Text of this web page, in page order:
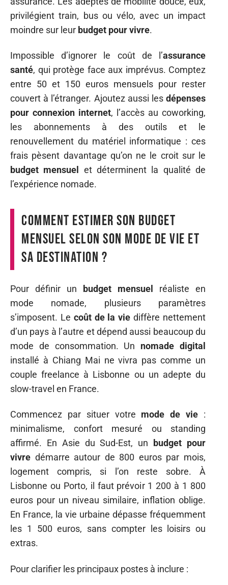
privilégient train, bus ou vélo, avec un impact
moindre sur leur budget pour vivre.
Impossible d’ignorer le coût de l’assurance
santé, qui protège face aux imprévus. Comptez
entre 50 et 150 euros mensuels pour rester
couvert à l’étranger. Ajoutez aussi les dépenses
pour connexion internet, l’accès au coworking,
les abonnements à des outils et le
renouvellement du matériel informatique : ces
frais pèsent davantage qu’on ne le croit sur le
budget mensuel
et déterminent la qualité de
l’expérience nomade.
Comment estimer son budget
mensuel selon son mode de vie et
sa destination ?
Pour définir un budget mensuel réaliste en
mode nomade, plusieurs paramètres
s’imposent. Le coût de la vie diffère nettement
d’un pays à l’autre et dépend aussi beaucoup du
mode de consommation. Un nomade digital
installé à Chiang Mai ne vivra pas comme un
couple freelance à Lisbonne ou un adepte du
slow-travel en France.
Commencez par situer votre mode de vie :
minimalisme, confort mesuré ou standing
affirmé. En Asie du Sud-Est, un
budget pour
vivre démarre autour de 800 euros par mois,
logement compris, si l’on reste sobre. À
Lisbonne ou Porto, il faut prévoir 1 200 à 1 800
euros pour un niveau similaire, inflation oblige.
En France, la vie urbaine dépasse fréquemment
les 1 500 euros, sans compter les loisirs ou
extras.
Pour clarifier les principaux postes à inclure :